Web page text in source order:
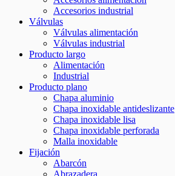
Accesorios industrial
Válvulas
Válvulas alimentación
Válvulas industrial
Producto largo
Alimentación
Industrial
Producto plano
Chapa aluminio
Chapa inoxidable antideslizante
Chapa inoxidable lisa
Chapa inoxidable perforada
Malla inoxidable
Fijación
Abarcón
Abrazadera